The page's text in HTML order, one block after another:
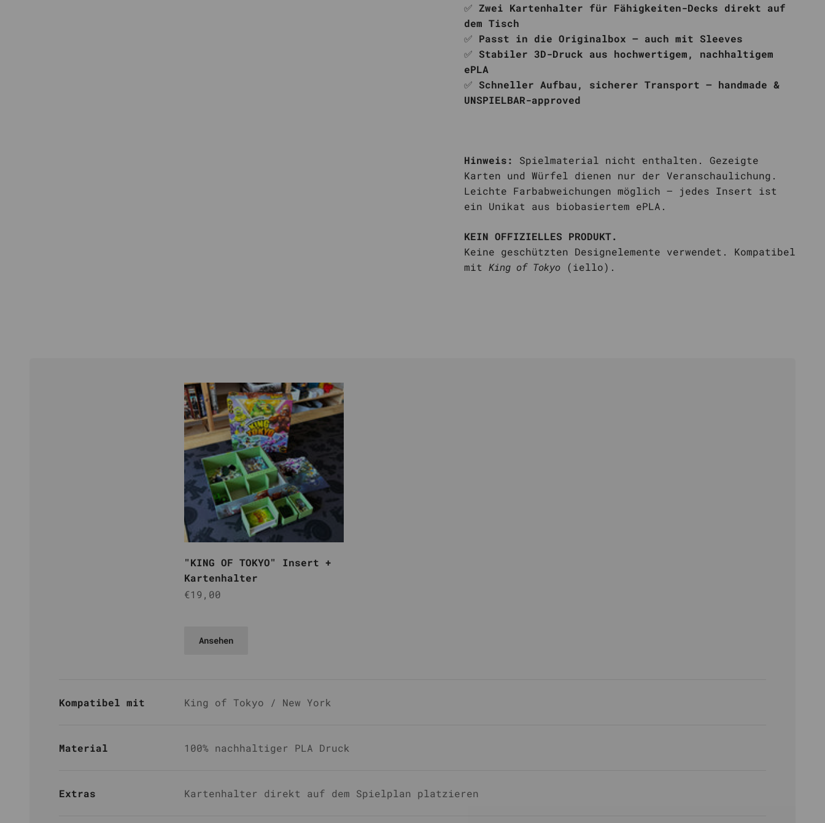
✅ Zwei Kartenhalter für Fähigkeiten-Decks direkt auf
dem Tisch
✅ Passt in die Originalbox – auch mit Sleeves
✅ Stabiler 3D-Druck aus hochwertigem, nachhaltigem
ePLA
✅ Schneller Aufbau, sicherer Transport – handmade &
UNSPIELBAR-approved
Hinweis:
Spielmaterial nicht enthalten. Gezeigte
Karten und Würfel dienen nur der Veranschaulichung.
Leichte Farbabweichungen möglich – jedes Insert ist
ein Unikat aus biobasiertem ePLA.
KEIN OFFIZIELLES PRODUKT.
Keine geschützten Designelemente verwendet. Kompatibel
mit King of Tokyo (iello).
"KING OF TOKYO" Insert +
Kartenhalter
Angebot
€19,00
Ansehen
Kompatibel mit King of Tokyo / New York
Material 100% nachhaltiger PLA Druck
Extras Kartenhalter direkt auf dem Spielplan platzieren